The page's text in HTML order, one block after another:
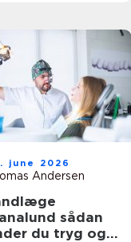
june 2026
Andersen
sådan
du tryg og